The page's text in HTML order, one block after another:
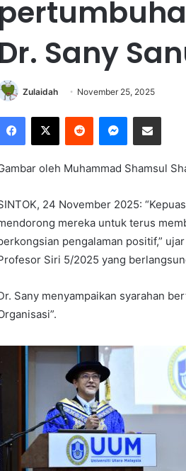
Dr. Sany
Zulaidah November 25, 2025
oleh Muhammad Shamsul
24 November 2025:
mereka untuk terus
pengalaman positif,”
Siri 5/2025 yang
Sany menyampaikan syarahan